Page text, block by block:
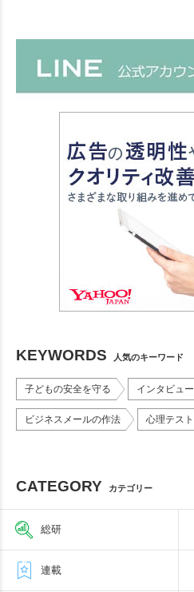
KEYWORDS 人気のキーワード
子どもの安全を守る インタビュー
ビジネスメールの作法 心理テスト
CATEGORY カテゴリー
総研
連載